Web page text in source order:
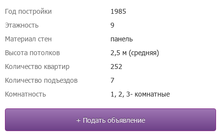
Год постройки
1985
Этажность
9
Материал стен
панель
Высота потолков
2,5 м (средняя)
Количество квартир
252
Количество подъездов
7
Комнатность
1, 2, 3- комнатные
+ Подать объявление